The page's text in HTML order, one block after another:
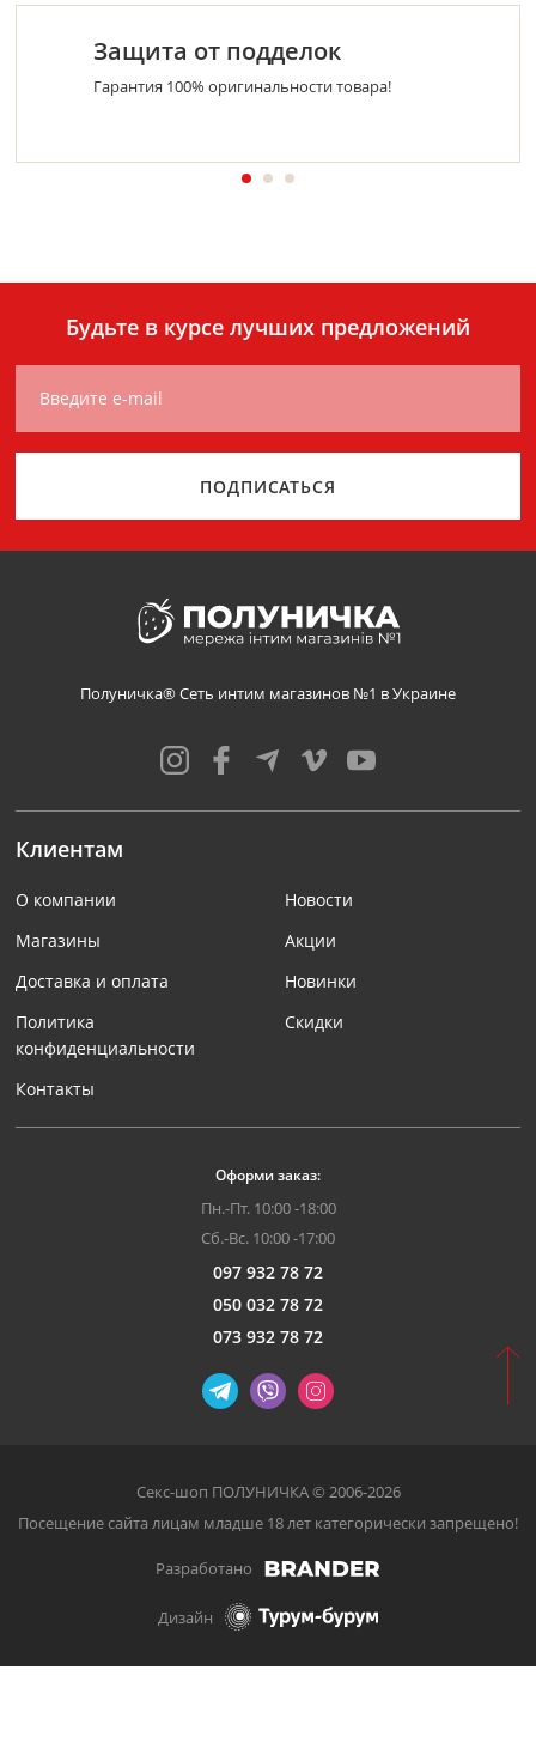
Защита от подделок
Гарантия 100% оригинальности товара!
Будьте в курсе лучших предложений
Введите e-mail
ПОДПИСАТЬСЯ
Полуничка® Сеть интим магазинов №1 в Украине
Клиентам
О компании
Магазины
Доставка и оплата
Политика
конфиденциальности
Контакты
Новости
Акции
Новинки
Скидки
Оформи заказ:
Пн.-Пт. 10:00 -18:00
Сб.-Вс. 10:00 -17:00
097 932 78 72
050 032 78 72
073 932 78 72
Секс-шоп ПОЛУНИЧКА © 2006-2026
Посещение сайта лицам младше 18 лет категорически запрещено!
Разработано
Дизайн